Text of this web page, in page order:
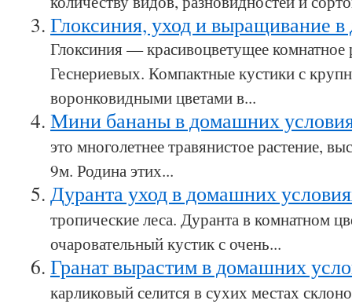
Глоксиния, уход и выращивание
Глоксиния — красивоцветущее комнатное
Геснериевых. Компактные кустики с
воронковидными цветами в...
Мини бананы в домашних
это многолетнее травянистое растение,
9м. Родина этих...
Дуранта уход в домашних
тропические леса. Дуранта в комнатном
очаровательный кустик с очень...
Гранат вырастим в домашних
карликовый селится в сухих местах